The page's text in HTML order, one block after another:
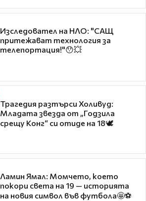
Изследовател на НЛО: "САЩ
притежават технология за
телепортация!"😯💥
Трагедия разтърси Холивуд:
Младата звезда от „Годзила
срещу Конг“ си отиде на 18🕊️
Ламин Ямал: Момчето, което
покори света на 19 — историята
на новия символ във футбола🤩⚽